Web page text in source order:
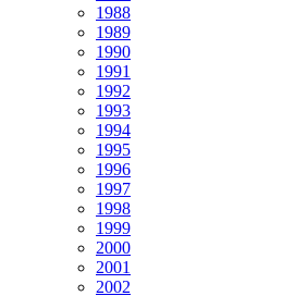
1988
1989
1990
1991
1992
1993
1994
1995
1996
1997
1998
1999
2000
2001
2002